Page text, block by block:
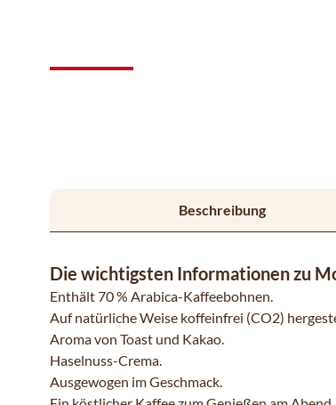
Beschreibung
Die wichtigsten Informationen zu
Enthält 70 % Arabica-Kaffeebohnen.
Auf natürliche Weise koffeinfrei (CO2)
Aroma von Toast und Kakao.
Haselnuss-Crema.
Ausgewogen im Geschmack.